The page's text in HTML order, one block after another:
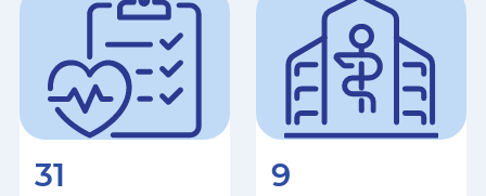
Пензенская область
Пермский край
31 9